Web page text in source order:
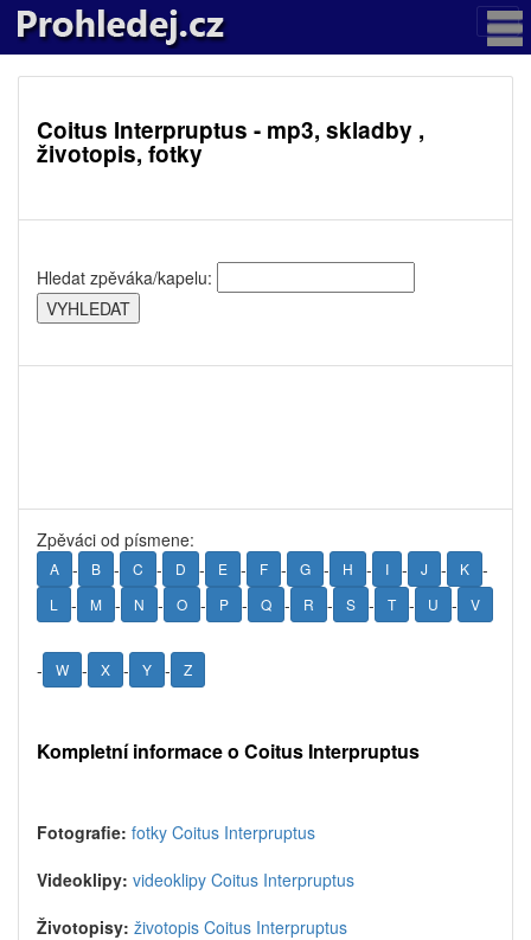
Coitus Interpruptus - mp3, skladby ,
životopis, fotky
Hledat zpěváka/kapelu:
Zpěváci od písmene:
A - B - C - D - E - F - G - H - I - J - K -
L - M - N - O - P - Q - R - S - T - U - V
- W - X - Y - Z
Kompletní informace o Coitus Interpruptus
Fotografie: fotky Coitus Interpruptus
Videoklipy: videoklipy Coitus Interpruptus
Životopisy: životopis Coitus Interpruptus